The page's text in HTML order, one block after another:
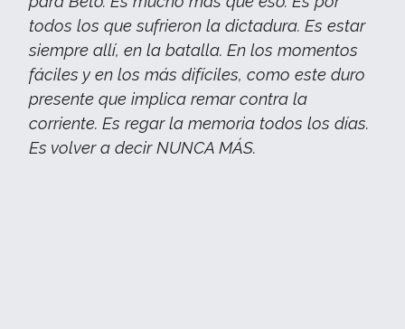
todos los que sufrieron la dictadura. Es estar
siempre allí, en la batalla. En los momentos
fáciles y en los más difíciles, como este duro
presente que implica remar contra la
corriente. Es regar la memoria todos los días.
Es volver a decir NUNCA MÁS.